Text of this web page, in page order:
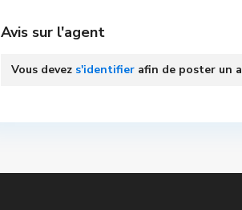
Avis sur l'agent
Vous devez s'identifier afin de poster un